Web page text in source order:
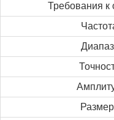
Требования